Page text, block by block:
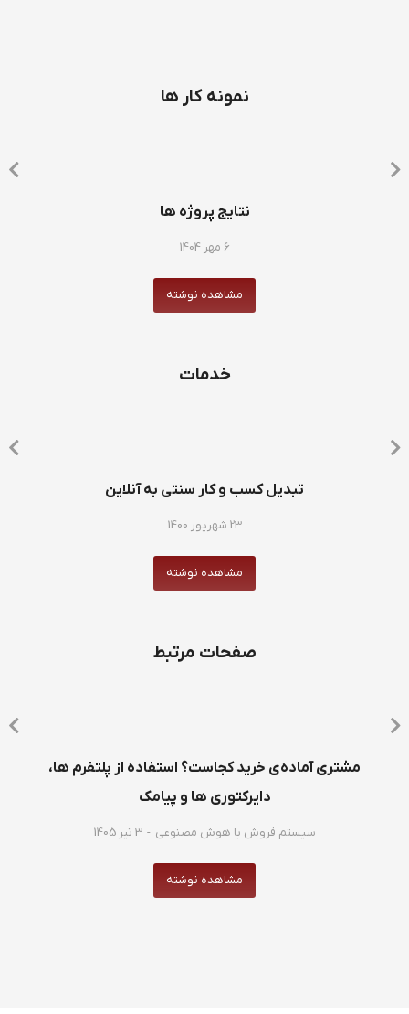
نمونه کار ها
نتایج پروژه ها
6 مهر 1404
مشاهده نوشته
خدمات
تبدیل کسب و کار سنتی به آنلاین
23 شهریور 1400
مشاهده نوشته
صفحات مرتبط
مشتری آماده‌ی خرید کجاست؟ استفاده از پلتفرم ها،
دایرکتوری ها و پیامک
سیستم فروش با هوش مصنوعی 3 تیر 1405
مشاهده نوشته